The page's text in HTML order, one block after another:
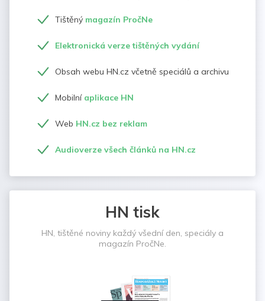
Tištěný magazín PročNe
Elektronická verze tištěných vydání
Obsah webu HN.cz včetně speciálů a archivu
Mobilní aplikace HN
Web HN.cz bez reklam
Audioverze všech článků na HN.cz
HN tisk
HN, tištěné noviny každý všední den, speciály a
magazín PročNe.